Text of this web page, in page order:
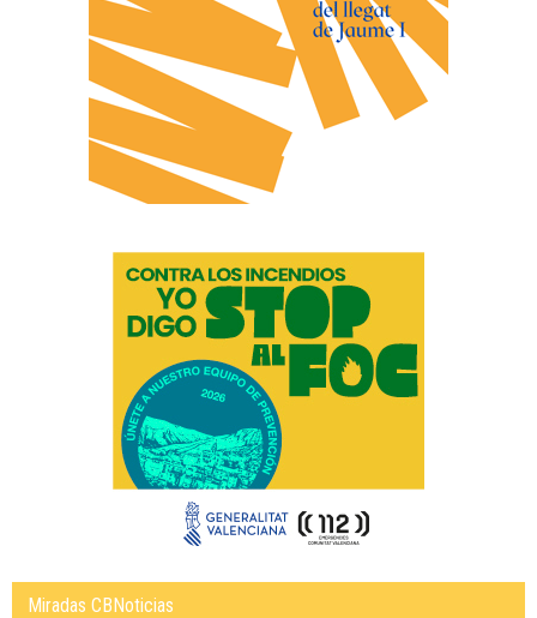
Miradas CBNoticias